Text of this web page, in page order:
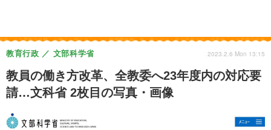
教員の働き方改革、全教委へ23年度内の対応要
請…文科省 2枚目の写真・画像
教育行政 文部科学省 2023.2.6 Mon 13:15